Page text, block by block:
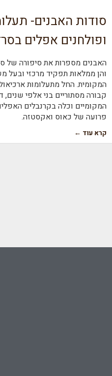
סודות האבנים-
ופולחנים אפלים
האבנים מספרות את סיפורה של
והן ממלאות תפקיד מרכזי ובעל
המקומית. החל מתעלומות
קבורה מסתוריים בני אלפי שנים,
המקומיים וכלה בקרנבלים
פרועה של כאוס ואקסטזה.
קרא עוד ←